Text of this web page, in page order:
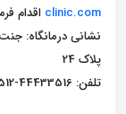
clinic.com اقدام
نشانی درمانگاه:
پلاک 24
تلفن: 44433516-44433512